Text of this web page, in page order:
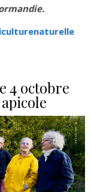
4 octobre